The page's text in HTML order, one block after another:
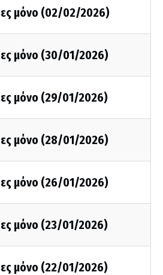
μόνο (02/02/2026)
μόνο (30/01/2026)
μόνο (29/01/2026)
μόνο (28/01/2026)
μόνο (26/01/2026)
μόνο (23/01/2026)
μόνο (22/01/2026)